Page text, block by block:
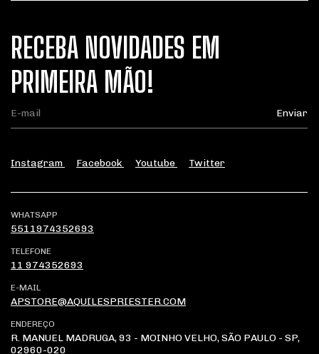
RECEBA NOVIDADES EM
PRIMEIRA MÃO!
Instagram Facebook Youtube Twitter
WHATSAPP
5511974352693
TELEFONE
11 974352693
E-MAIL
APSTORE@AQUILESPRIESTER.COM
ENDEREÇO
R. MANUEL MADRUGA, 93 - MOINHO VELHO, SÃO PAULO - SP,
02960-020